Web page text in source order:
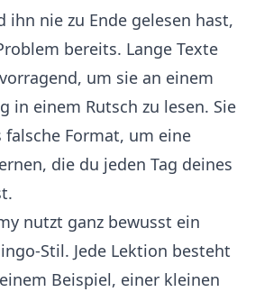
ihn nie zu Ende gelesen hast,
bereits. Lange Texte
um sie an einem
in einem Rutsch zu lesen. Sie
falsche Format, um eine
die du jeden Tag deines
nutzt ganz bewusst ein
Stil. Jede Lektion besteht
Beispiel, einer kleinen